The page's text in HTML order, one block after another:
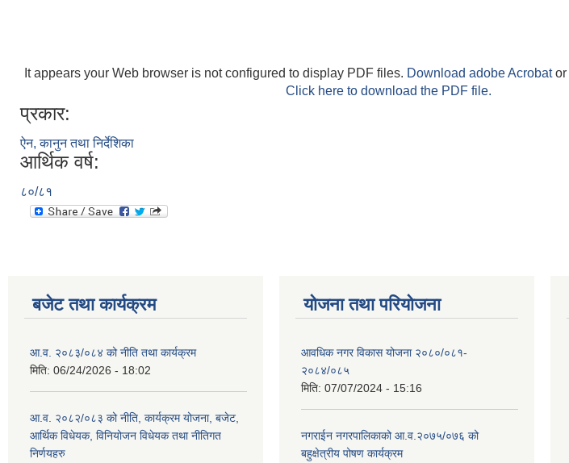
It appears your Web browser is not configured to display PDF files. Download adobe Acrobator
Click here to download the PDF file.
प्रकार:
ऐन, कानुन तथा निर्देशिका
आर्थिक वर्ष:
८०/८१
बजेट तथा कार्यक्रम
आ.व. २०८३/०८४ को नीति तथा कार्यक्रम
मिति: 06/24/2026 - 18:02
आ.व. २०८२/०८३ को नीति, कार्यक्रम योजना, बजेट,
आर्थिक विधेयक, विनियोजन विधेयक तथा नीतिगत
निर्णयहरु
योजना तथा परियोजना
आवधिक नगर विकास योजना २०८०/०८१-
२०८४/०८५
मिति: 07/07/2024 - 15:16
नगराईन नगरपालिकाको आ.व.२०७५/०७६ को
बहुक्षेत्रीय पोषण कार्यक्रम